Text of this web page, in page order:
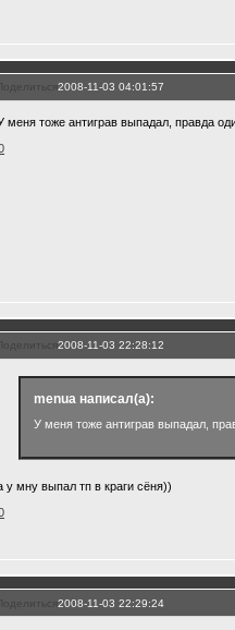
2008-11-03 04:01:57
меня тоже антиграв выпадал, правда
2008-11-03 22:28:12
menua написал(а):
У меня тоже антиграв выпадал,
у мну выпал тп в краги сёня))
2008-11-03 22:29:24